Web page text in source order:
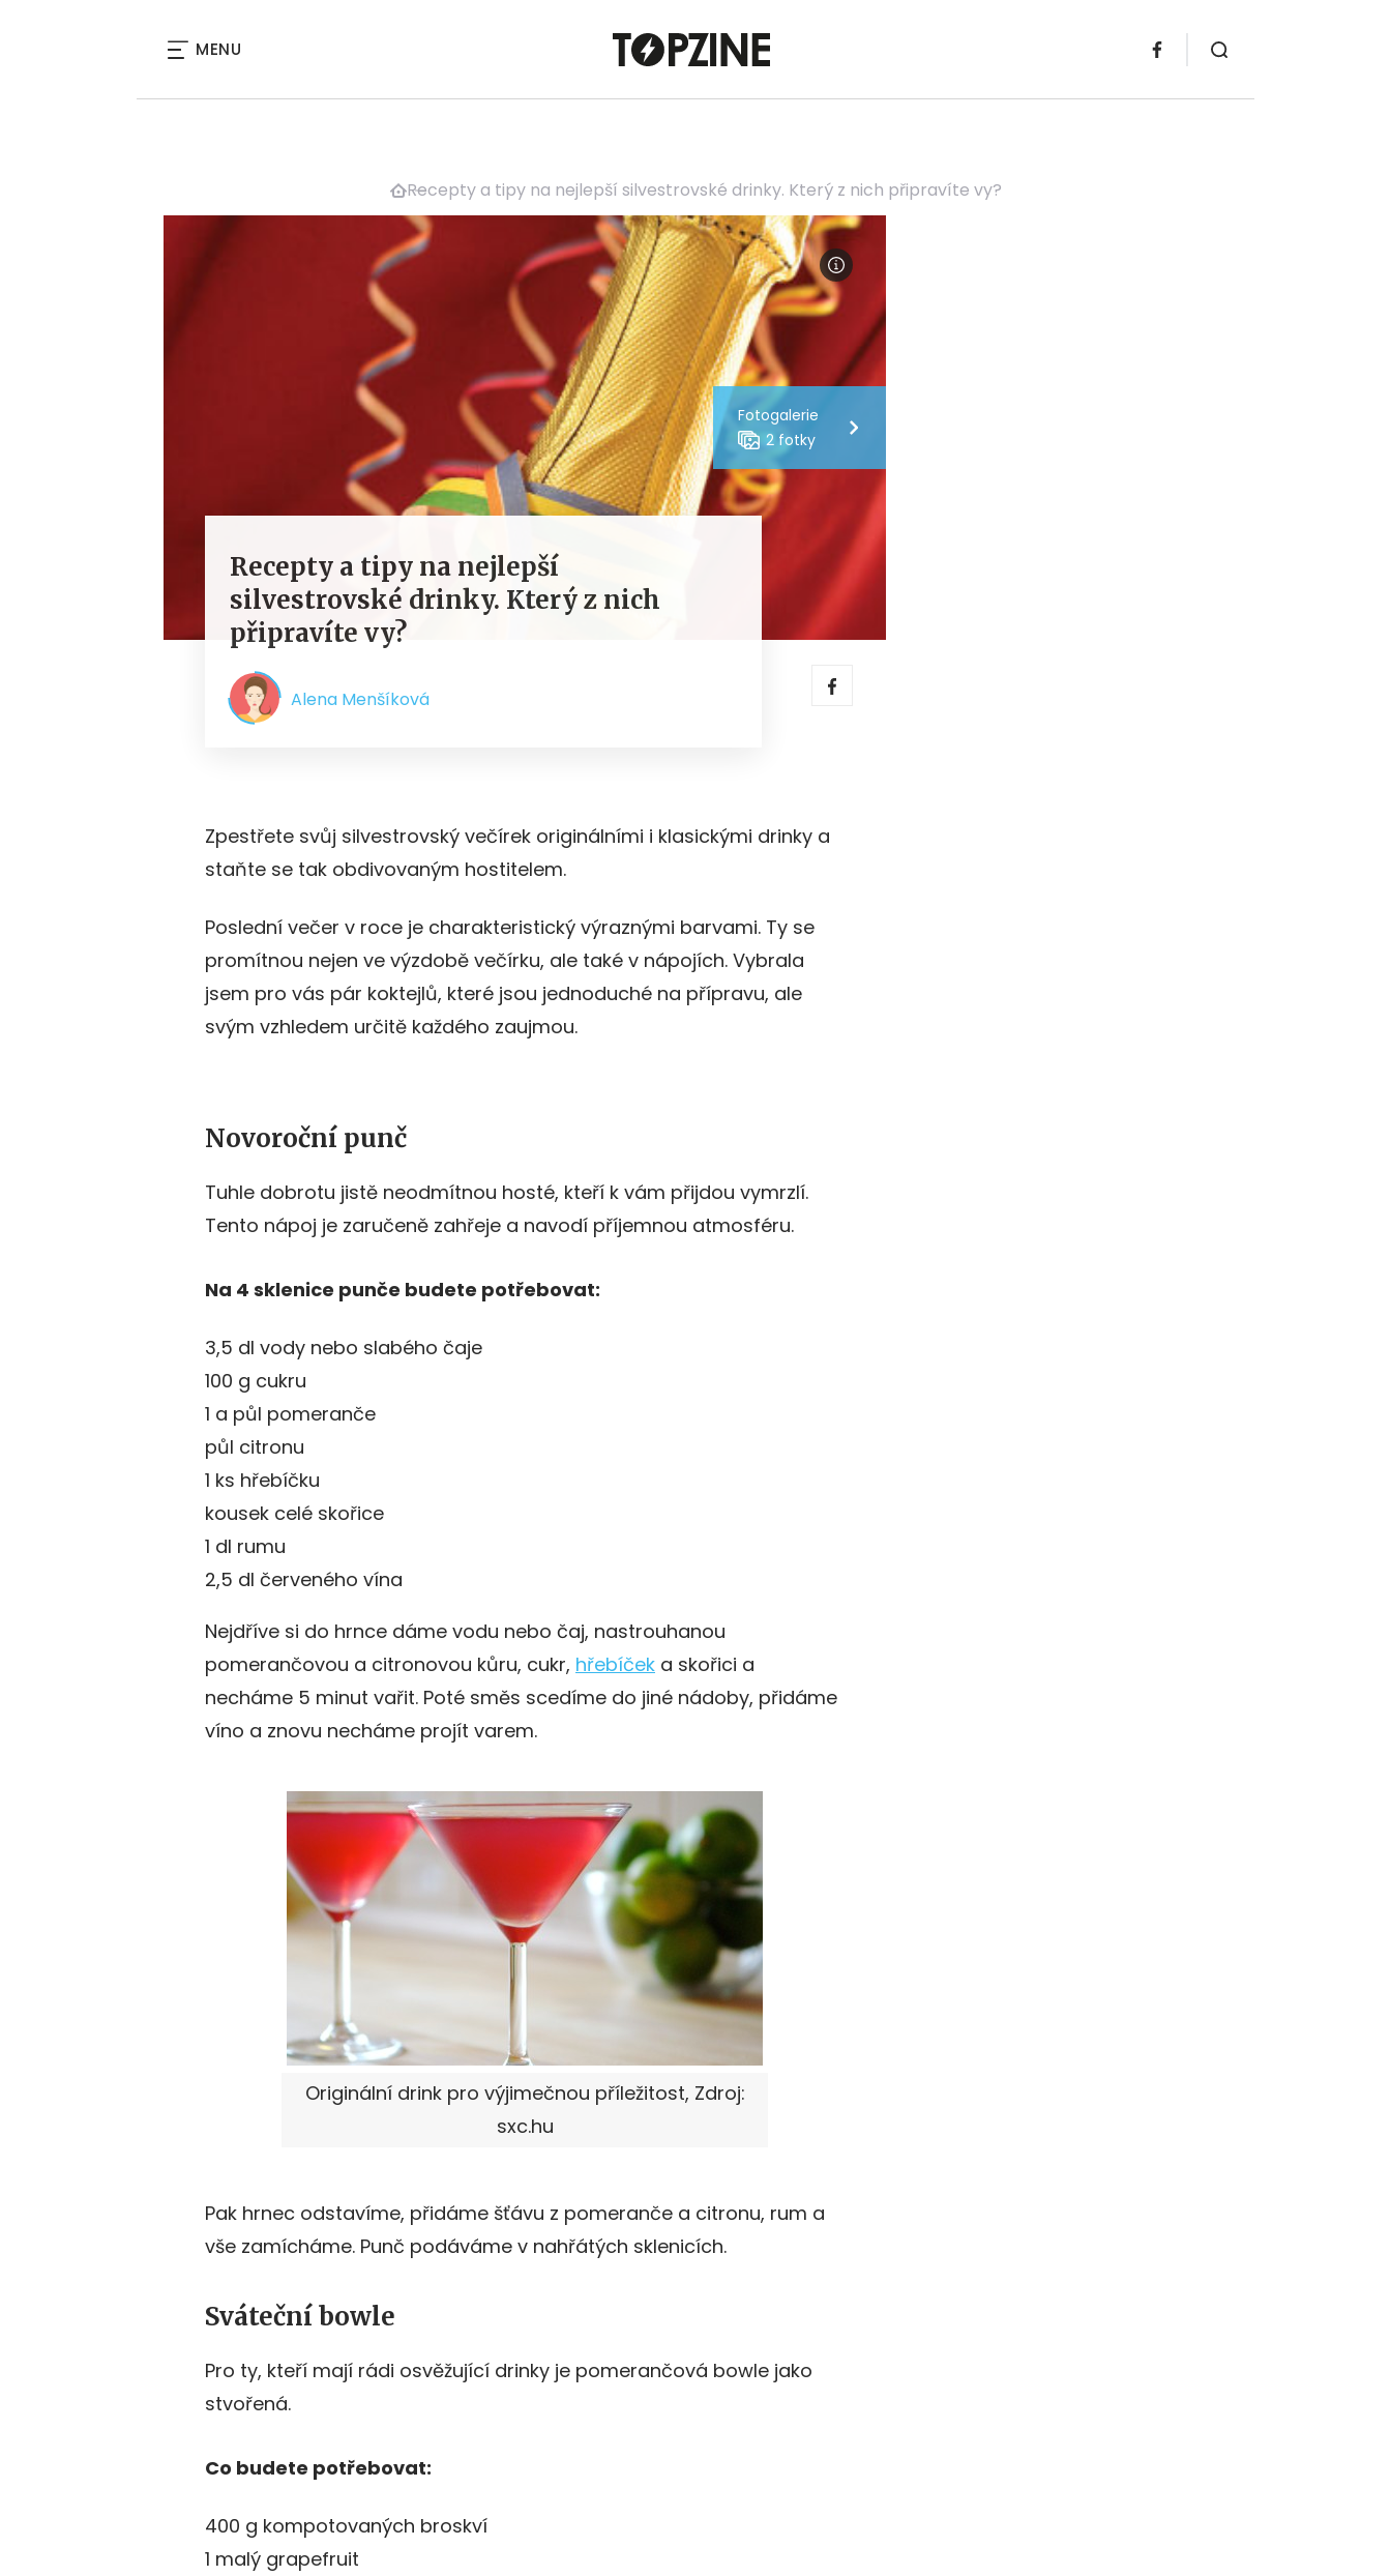
MENU
Recepty a tipy na nejlepší silvestrovské drinky. Který z nich připravíte vy?
Fotogalerie
2 fotky
Recepty a tipy na nejlepší
silvestrovské drinky. Který z nich
připravíte vy?
Alena Menšíková
Zpestřete svůj silvestrovský večírek originálními i klasickými drinky a
staňte se tak obdivovaným hostitelem.
Poslední večer v roce je charakteristický výraznými barvami. Ty se
promítnou nejen ve výzdobě večírku, ale také v nápojích. Vybrala
jsem pro vás pár koktejlů, které jsou jednoduché na přípravu, ale
svým vzhledem určitě každého zaujmou.
Novoroční punč
Tuhle dobrotu jistě neodmítnou hosté, kteří k vám přijdou vymrzlí.
Tento nápoj je zaručeně zahřeje a navodí příjemnou atmosféru.
Na 4 sklenice punče budete potřebovat:
3,5 dl vody nebo slabého čaje
100 g cukru
1 a půl pomeranče
půl citronu
1 ks hřebíčku
kousek celé skořice
1 dl rumu
2,5 dl červeného vína
Nejdříve si do hrnce dáme vodu nebo čaj, nastrouhanou
pomerančovou a citronovou kůru, cukr, hřebíček a skořici a
necháme 5 minut vařit. Poté směs scedíme do jiné nádoby, přidáme
víno a znovu necháme projít varem.
Originální drink pro výjimečnou příležitost, Zdroj:
sxc.hu
Pak hrnec odstavíme, přidáme šťávu z pomeranče a citronu, rum a
vše zamícháme. Punč podáváme v nahřátých sklenicích.
Sváteční bowle
Pro ty, kteří mají rádi osvěžující drinky je pomerančová bowle jako
stvořená.
Co budete potřebovat:
400 g kompotovaných broskví
1 malý grapefruit